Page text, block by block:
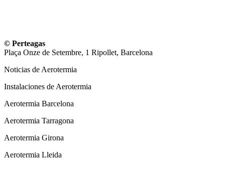
© Perteagas
Plaça Onze de Setembre, 1 Ripollet, Barcelona
Noticias de Aerotermia
Instalaciones de Aerotermia
Aerotermia Barcelona
Aerotermia Tarragona
Aerotermia Girona
Aerotermia Lleida